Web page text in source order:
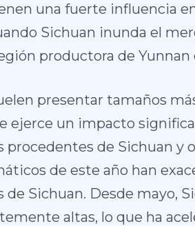
una fuerte influencia
Sichuan inunda el
productora de
presentar tamaños
ejerce un impacto
procedentes de Sichuan y
de este año han
de Sichuan. Desde mayo,
altas, lo que ha